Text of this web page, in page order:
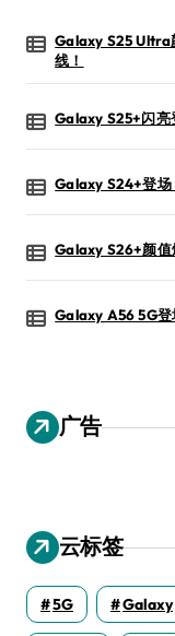
Galaxy S25 Ultra
线！
Galaxy S25+闪亮
Galaxy S24+登场
Galaxy S26+颜值
Galaxy A56 5G登
广告
云标签
5G Galaxy